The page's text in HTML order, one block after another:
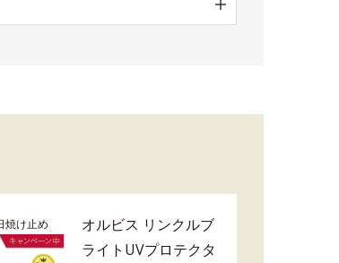
焼け止め
オルビス リンクルブ
ライトUVプロテクタ